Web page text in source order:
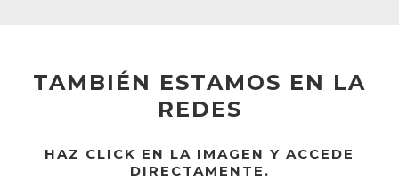
TAMBIÉN ESTAMOS EN LA
REDES
HAZ CLICK EN LA IMAGEN Y ACCEDE
DIRECTAMENTE.